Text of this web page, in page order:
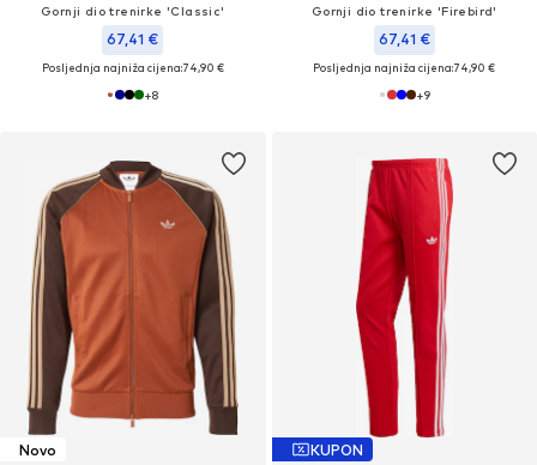
Gornji dio trenirke 'Classic'
67,41 €
Posljednja najniža cijena:74,90 €
+8
Gornji dio trenirke 'Firebird'
67,41 €
Posljednja najniža cijena:74,90 €
+9
Novo KUPON